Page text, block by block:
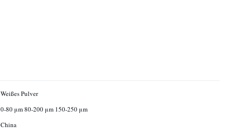
Weißes Pulver
0-80 μm 80-200 μm 150-250 μm
China